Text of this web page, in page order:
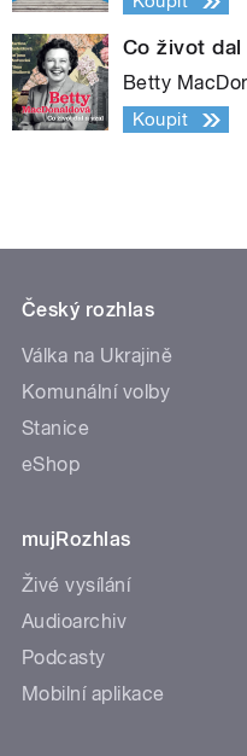
Co život dal
Betty
Koupit
Český rozhlas
Válka na Ukrajině
Komunální volby
Stanice
eShop
mujRozhlas
Živé vysílání
Audioarchiv
Podcasty
Mobilní aplikace